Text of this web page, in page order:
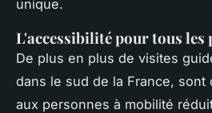
unique.
L'accessibilité pour tous les
De plus en plus de visites
dans le sud de la France, sont
aux personnes à mobilité